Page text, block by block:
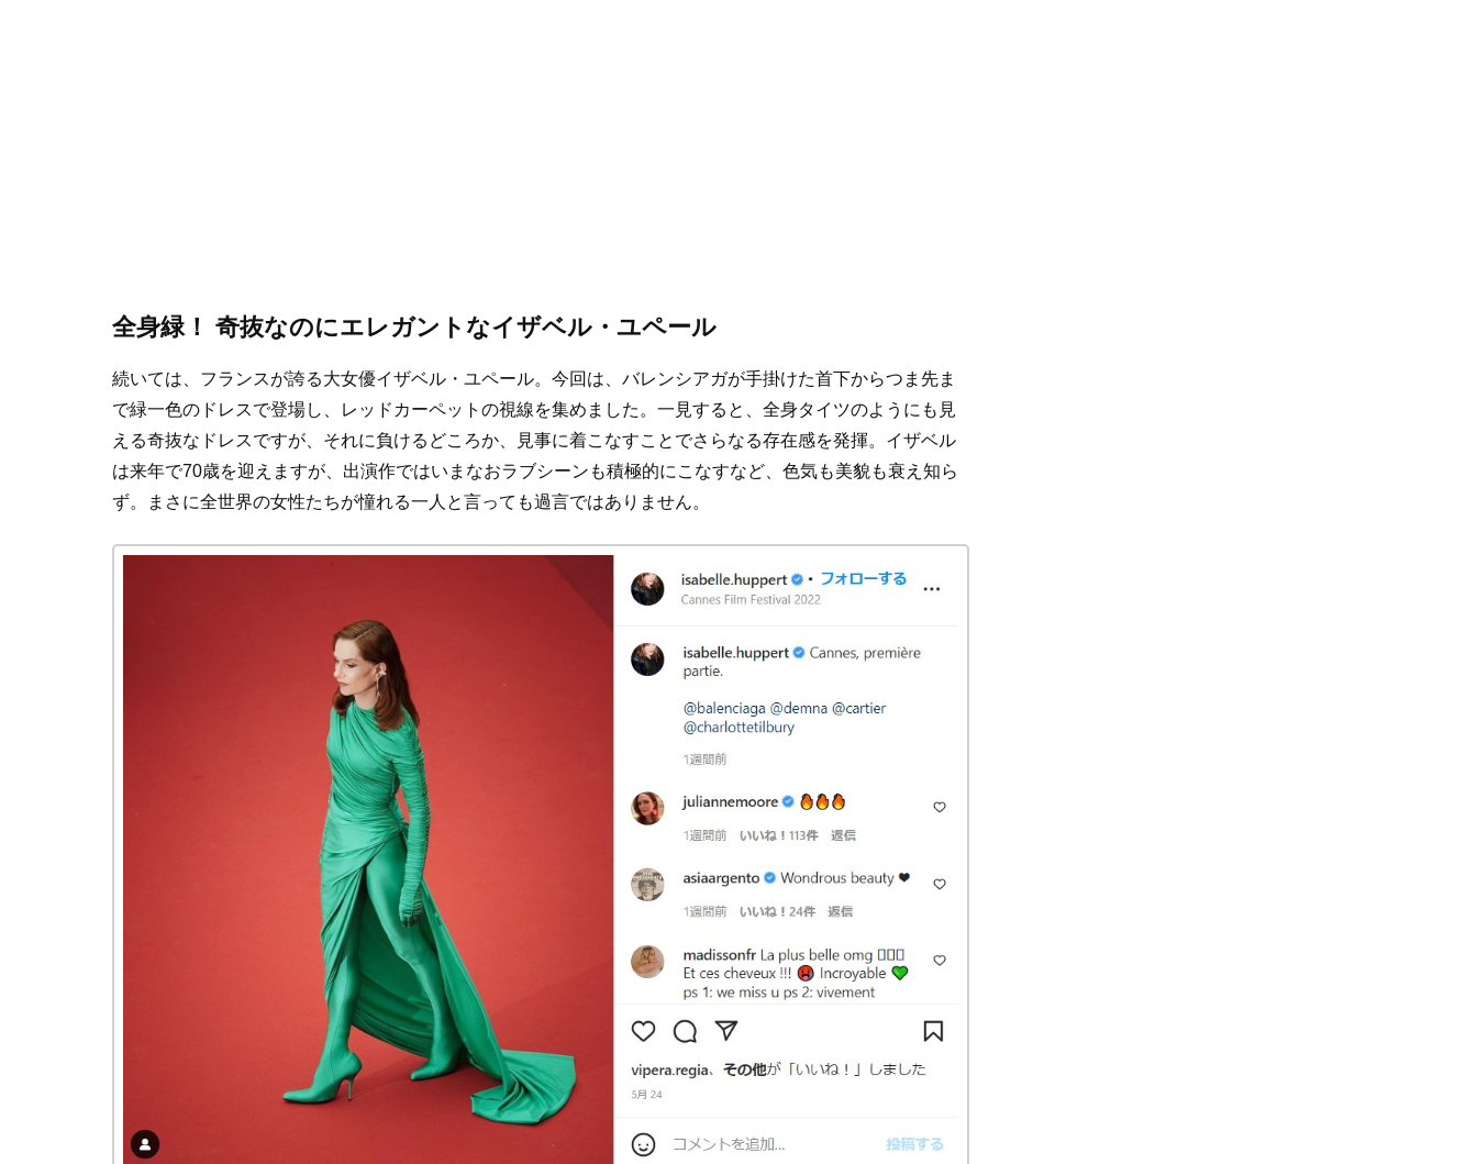
全身緑！ 奇抜なのにエレガントなイザベル・ユペール
続いては、フランスが誇る大女優イザベル・ユペール。今回は、バレンシアガが手掛けた首下からつま先ま
で緑一色のドレスで登場し、レッドカーペットの視線を集めました。一見すると、全身タイツのようにも見
える奇抜なドレスですが、それに負けるどころか、見事に着こなすことでさらなる存在感を発揮。イザベル
は来年で70歳を迎えますが、出演作ではいまなおラブシーンも積極的にこなすなど、色気も美貌も衰え知ら
ず。まさに全世界の女性たちが憧れる一人と言っても過言ではありません。